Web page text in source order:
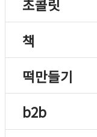
초콜릿
책
떡만들기
b2b